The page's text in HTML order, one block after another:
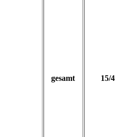
gesamt 15/4